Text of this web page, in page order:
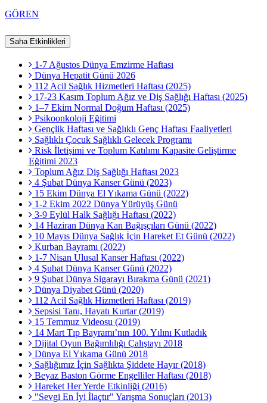
GÖREN
Saha Etkinlikleri
1-7 Ağustos Dünya Emzirme Haftası
Dünya Hepatit Günü 2026
112 Acil Sağlık Hizmetleri Haftası (2025)
17-23 Kasım Toplum Ağız ve Diş Sağlığı Haftası (2025)
1–7 Ekim Normal Doğum Haftası (2025)
Psikoonkoloji Eğitimi
Gençlik Haftası ve Sağlıklı Genç Haftası Faaliyetleri
Sağlıklı Çocuk Sağlıklı Gelecek Programı
Risk İletişimi ve Toplum Katılımı Kapasite Geliştirme
Eğitimi 2023
Toplum Ağız Diş Sağlığı Haftası 2023
4 Şubat Dünya Kanser Günü (2023)
15 Ekim Dünya El Yıkama Günü (2022)
1-2 Ekim 2022 Dünya Yürüyüş Günü
3-9 Eylül Halk Sağlığı Haftası (2022)
14 Haziran Dünya Kan Bağışçıları Günü (2022)
10 Mayıs Dünya Sağlık İçin Hareket Et Günü (2022)
Kurban Bayramı (2022)
1-7 Nisan Ulusal Kanser Haftası (2022)
4 Şubat Dünya Kanser Günü (2022)
9 Şubat Dünya Sigarayı Bırakma Günü (2021)
Dünya Diyabet Günü (2020)
112 Acil Sağlık Hizmetleri Haftası (2019)
Sepsisi Tanı, Hayatı Kurtar (2019)
15 Temmuz Videosu (2019)
14 Mart Tıp Bayramı’nın 100. Yılını Kutladık
Dijital Oyun Bağımlılığı Çalıştayı 2018
Dünya El Yıkama Günü 2018
Sağlığımız İçin Sağlıkta Şiddete Hayır (2018)
Beyaz Baston Görme Engelliler Haftası (2018)
Hareket Her Yerde Etkinliği (2016)
"Sevgi En İyi İlaçtır" Yarışma Sonuçları (2013)